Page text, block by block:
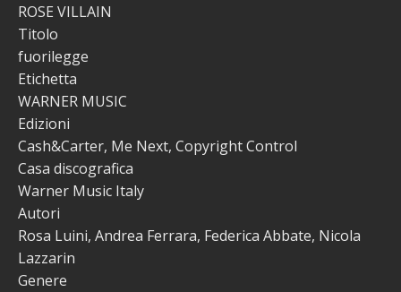
ROSE VILLAIN
Titolo
fuorilegge
Etichetta
WARNER MUSIC
Edizioni
Cash&Carter, Me Next, Copyright Control
Casa discografica
Warner Music Italy
Autori
Rosa Luini, Andrea Ferrara, Federica Abbate, Nicola
Lazzarin
Genere